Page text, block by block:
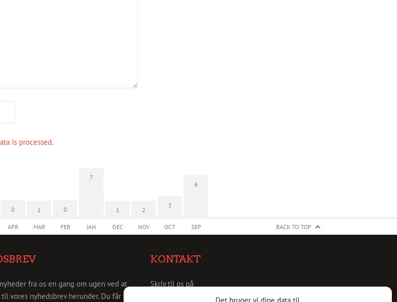
is processed.
0
APR
1
MAR
0
FEB
7
JAN
1
DEC
2
NOV
3
OCT
6
SEP BACK TO TOP
fra os en gang om ugen ved at
vores nyhedsbrev herunder. Du får så
KONTAKT
Skriv til os på
info@christianshavnskvarter.dk